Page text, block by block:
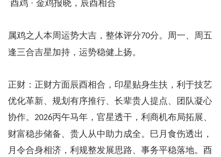
酉鸡 · 金鸡报晓，辰酉相合
属鸡之人本周运势大吉，整体评分70分。周一、周五
逢三合吉星加持，运势稳健上扬。
正财：正财方面辰酉相合，印星贴身生扶，利于技艺
优化革新、规划有序推行、长辈贵人提点、团队凝心
协作。 2026丙午马年，官星透干，利商机布局拓展、
财富稳步储备、贵人从中助力成全。巳月食伤透出，
月令合身相济，利规整发展思路、事务平稳落地。酉